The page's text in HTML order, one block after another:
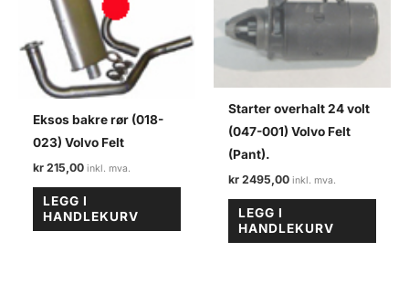
Eksos bakre rør (018-
023) Volvo Felt
kr 215,00
LEGG I
HANDLEKURV
Starter overhalt 24 volt
(047-001) Volvo Felt
(Pant).
kr 2495,00
LEGG I
HANDLEKURV